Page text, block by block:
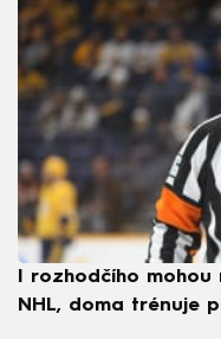
I rozhodčího
NHL, doma trénuje